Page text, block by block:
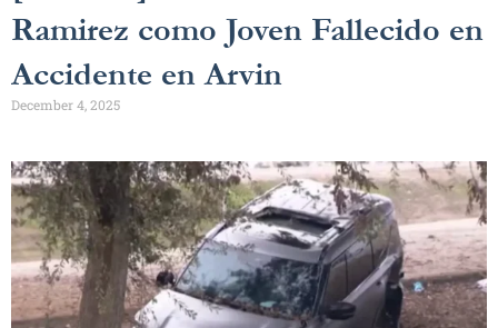
Ramirez como Joven Fallecido en
Accidente en Arvin
December 4, 2025